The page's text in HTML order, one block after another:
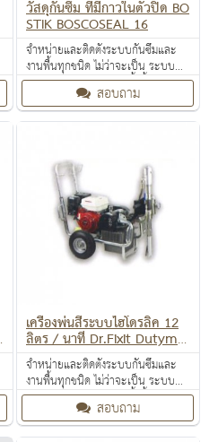
วัสดุกันซึม ที่มีกาวในตัวปิด BO
STIK ฺBOSCOSEAL 16
จำหน่ายและติดตั้งระบบกันซึมและ
งานพื้นทุกชนิด ไม่ว่าจะเป็น ระบบ
งานกันซึม ระบบงานติดตั้งพื้น งาน
ป้องกันไฟลาม งานเคลือบปกป้องพื้น
ผิว งานเคลือบสารสะท้อนความร้อน
สอบถาม
เครื่องพ่นสีระบบไฮโดรลิค 12
ลิตร / นาที Dr.Fixit Dutyma
x Airless Sprayer
จำหน่ายและติดตั้งระบบกันซึมและ
งานพื้นทุกชนิด ไม่ว่าจะเป็น ระบบ
งานกันซึม ระบบงานติดตั้งพื้น งาน
ป้องกันไฟลาม งานเคลือบปกป้องพื้น
ผิว งานเคลือบสารสะท้อนความร้อน
สอบถาม